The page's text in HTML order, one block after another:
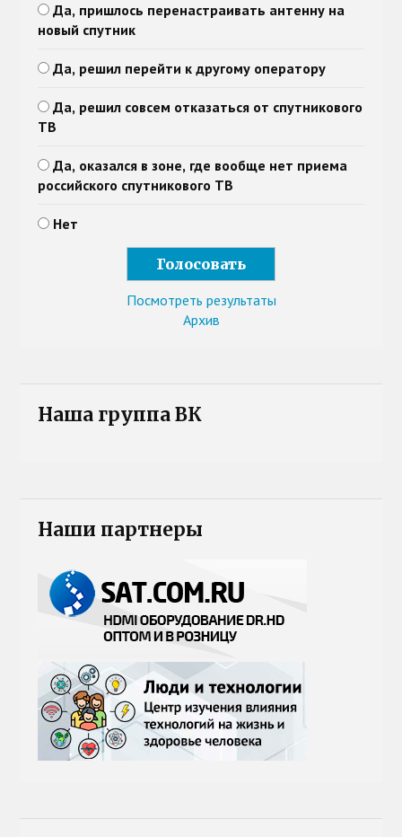
Да, пришлось перенастраивать антенну на
новый спутник
Да, решил перейти к другому оператору
Да, решил совсем отказаться от спутникового
ТВ
Да, оказался в зоне, где вообще нет приема
российского спутникового ТВ
Нет
Посмотреть результаты
Архив
Наша группа ВК
Наши партнеры